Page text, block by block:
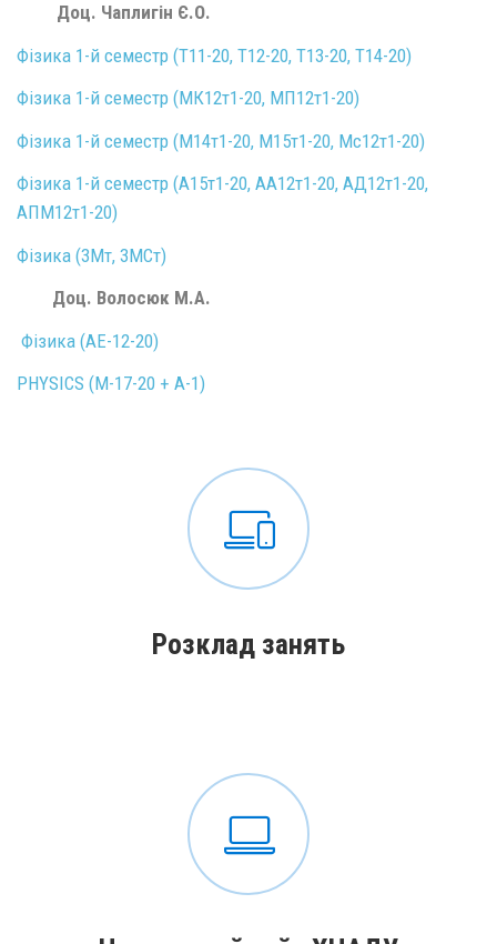
Доц. Чаплигін Є.О.
Фізика 1-й семестр (Т11-20, Т12-20, Т13-20, Т14-20)
Фізика 1-й семестр (МК12т1-20, МП12т1-20)
Фізика 1-й семестр (М14т1-20, М15т1-20, Мс12т1-20)
Фізика 1-й семестр (А15т1-20, АА12т1-20, АД12т1-20,
АПМ12т1-20)
Фізика (3Мт, 3МСт)
Доц. Волосюк М.А.
Фізика (АЕ-12-20)
PHYSICS (M-17-20 + A-1)
Розклад занять